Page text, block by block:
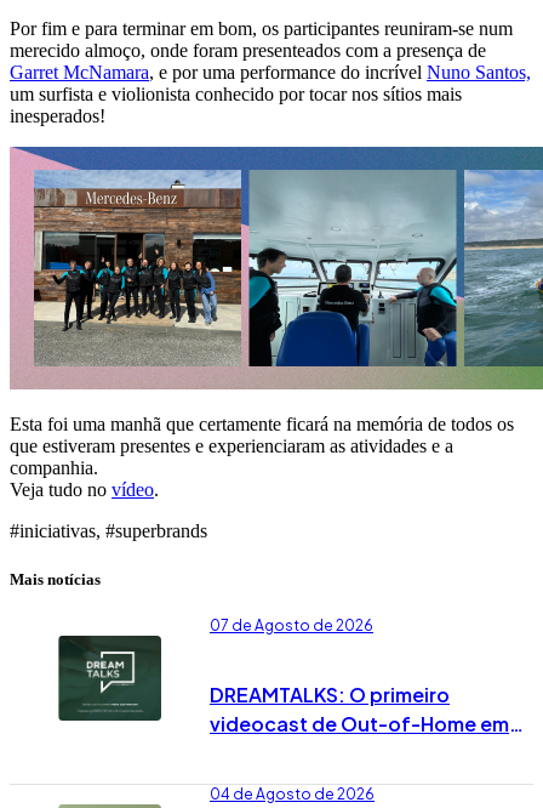
Por fim e para terminar em bom, os participantes reuniram-se num
merecido almoço, onde foram presenteados com a presença de
Garret McNamara, e por uma performance do incrível Nuno Santos,
um surfista e violionista conhecido por tocar nos sítios mais
inesperados!
Esta foi uma manhã que certamente ficará na memória de todos os
que estiveram presentes e experienciaram as atividades e a
companhia.
Veja tudo no vídeo.
#iniciativas, #superbrands
Mais notícias
07 de Agosto de 2026
DREAMTALKS: O primeiro
videocast de Out-of-Home em
04 de Agosto de 2026